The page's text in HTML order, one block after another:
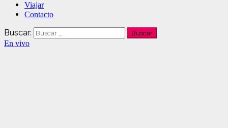
Viajar
Contacto
Buscar:
En vivo